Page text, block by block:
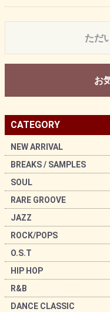
CATEGORY
NEW ARRIVAL
BREAKS / SAMPLES
SOUL
RARE GROOVE
JAZZ
ROCK/POPS
O.S.T
HIP HOP
R&B
DANCE CLASSIC
ただ
お